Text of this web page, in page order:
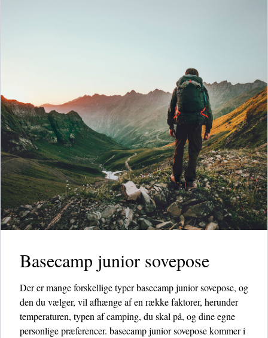
Basecamp junior sovepose
Der er mange forskellige typer basecamp junior sovepose, og
den du vælger, vil afhænge af en række faktorer, herunder
temperaturen, typen af ​​camping, du skal på, og dine egne
personlige præferencer. basecamp junior sovepose kommer i